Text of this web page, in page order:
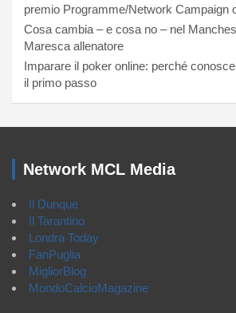
premio Programme/Network Campaign
Cosa cambia – e cosa no – nel
Maresca allenatore
Imparare il poker online: perché
il primo passo
Network MCL Media
Il Dunque
Il Tarantino
Londra Today
FanPuglia
MigliorBlog
MondoCalcioMagazine